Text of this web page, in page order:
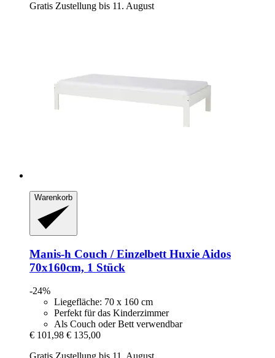
Gratis Zustellung bis 11. August
Warenkorb
Manis-h Couch / Einzelbett Huxie Aidos
70x160cm, 1 Stück
-24%
Liegefläche: 70 x 160 cm
Perfekt für das Kinderzimmer
Als Couch oder Bett verwendbar
€ 101,98 € 135,00